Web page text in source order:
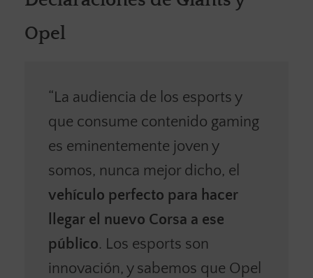
Opel
“La audiencia de los esports y
que consume contenido gaming
es eminentemente joven y
somos, nunca mejor dicho, el
vehículo perfecto para hacer
llegar el nuevo Corsa a ese
público. Los esports son
innovación, y sabemos que Opel